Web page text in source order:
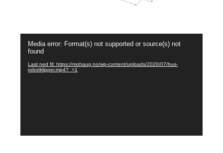
Media error: Format(s) not supported or source(s) not
found
Last ned fil: https://mohaug.no/wp-content/uploads/2020/07/hus-
robotklipper.mp4?_=1